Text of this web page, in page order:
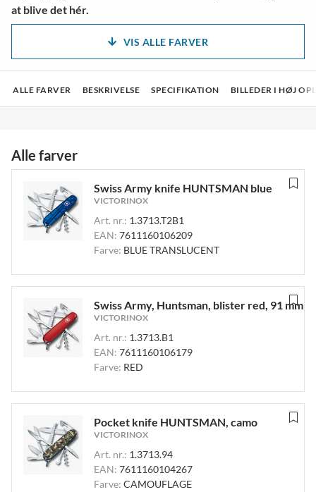
at blive det hér.
VIS ALLE FARVER
ALLE FARVER BESKRIVELSE SPECIFIKATION BILLEDER I HØJ
Alle farver
Swiss Army knife HUNTSMAN blue
VICTORINOX
Art. nr.: 1.3713.T2B1
EAN: 7611160106209
Farve: BLUE TRANSLUCENT
Swiss Army, Huntsman, blister red, 91 mm
VICTORINOX
Art. nr.: 1.3713.B1
EAN: 7611160106179
Farve: RED
Pocket knife HUNTSMAN, camo
VICTORINOX
Art. nr.: 1.3713.94
EAN: 7611160104267
Farve: CAMOUFLAGE